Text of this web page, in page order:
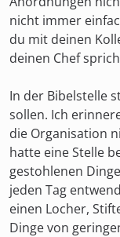
nicht immer
du mit deinen
deinen Chef
In der Bibelstelle
sollen. Ich
die Organisation
hatte eine Stelle
gestohlenen
jeden Tag
einen Locher,
Dinge von